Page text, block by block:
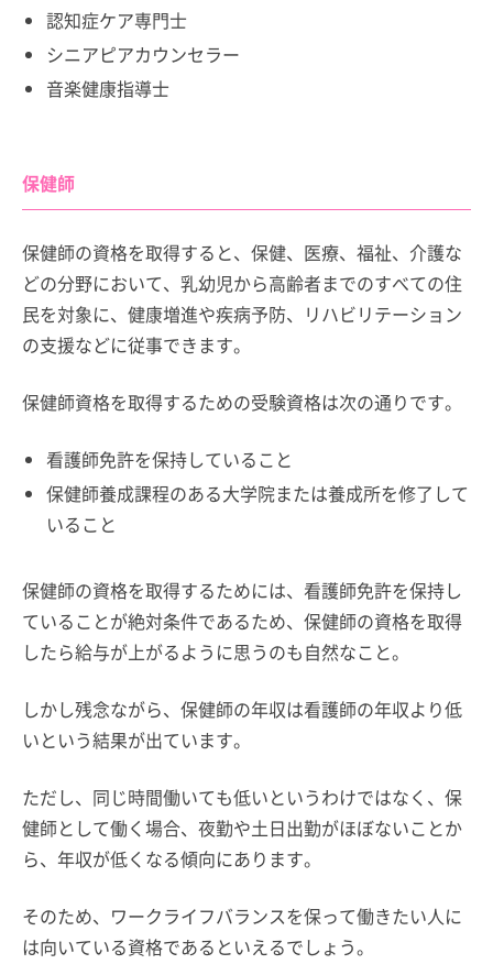
認知症ケア専門士
シニアピアカウンセラー
音楽健康指導士
保健師
保健師の資格を取得すると、保健、医療、福祉、介護な
どの分野において、乳幼児から高齢者までのすべての住
民を対象に、健康増進や疾病予防、リハビリテーション
の支援などに従事できます。
保健師資格を取得するための受験資格は次の通りです。
看護師免許を保持していること
保健師養成課程のある大学院または養成所を修了して
いること
保健師の資格を取得するためには、看護師免許を保持し
ていることが絶対条件であるため、保健師の資格を取得
したら給与が上がるように思うのも自然なこと。
しかし残念ながら、保健師の年収は看護師の年収より低
いという結果が出ています。
ただし、同じ時間働いても低いというわけではなく、保
健師として働く場合、夜勤や土日出勤がほぼないことか
ら、年収が低くなる傾向にあります。
そのため、ワークライフバランスを保って働きたい人に
は向いている資格であるといえるでしょう。